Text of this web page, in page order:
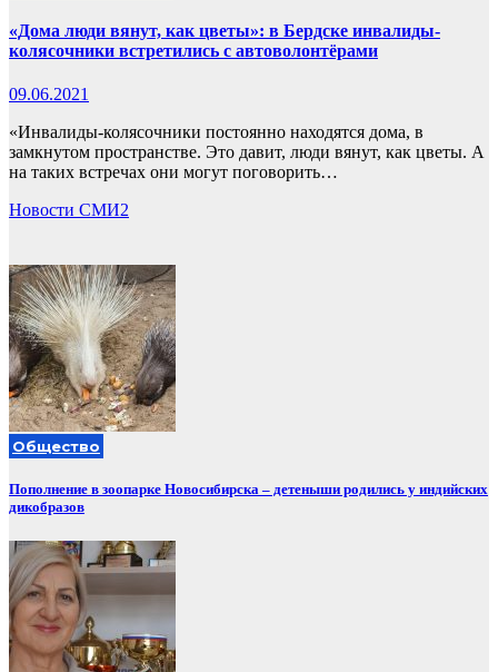
«Дома люди вянут, как цветы»: в Бердске инвалиды-
колясочники встретились с автоволонтёрами
09.06.2021
«Инвалиды-колясочники постоянно находятся дома, в
замкнутом пространстве. Это давит, люди вянут, как цветы. А
на таких встречах они могут поговорить…
Новости СМИ2
Общество
Пополнение в зоопарке Новосибирска – детеныши родились у индийских
дикобразов